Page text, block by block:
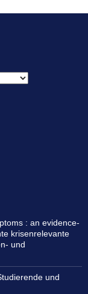
: an evidence-
krisenrelevante
und
und